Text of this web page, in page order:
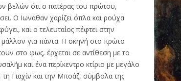
βελών ότι ο πατέρας του πρώτου,
Ο Ιωνάθαν χαρίζει όπλα και ρούχα
και ο τελευταίος πέφτει στην
για πάντα. Η σκηνή στο πρώτο
στο φως, έρχεται σε αντίθεση με το
και ένα περίκεντρο κτίριο με μεγάλο
Γιαχίν και την Μποάζ, σύμβολα της